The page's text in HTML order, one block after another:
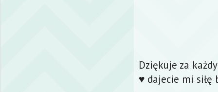
Dziękuje za
♥ dajecie mi siłę